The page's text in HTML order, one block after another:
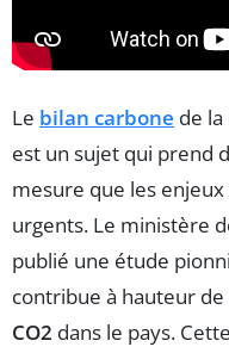
Le bilan carbone de
est un sujet qui prend
mesure que les
urgents. Le ministère
publié une étude
contribue à hauteur de
CO2 dans le pays.